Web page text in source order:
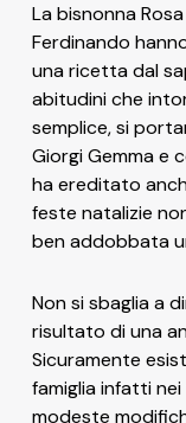
La bisnonna
Ferdinando
una ricetta dal
abitudini che
semplice, si
Giorgi Gemma e
ha ereditato
feste natalizie
ben addobbata
Non si sbaglia a
risultato di una
Sicuramente
famiglia infatti
modeste